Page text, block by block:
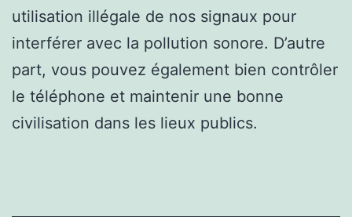
utilisation illégale de nos signaux pour
interférer avec la pollution sonore. D’autre
part, vous pouvez également bien contrôler
le téléphone et maintenir une bonne
civilisation dans les lieux publics.